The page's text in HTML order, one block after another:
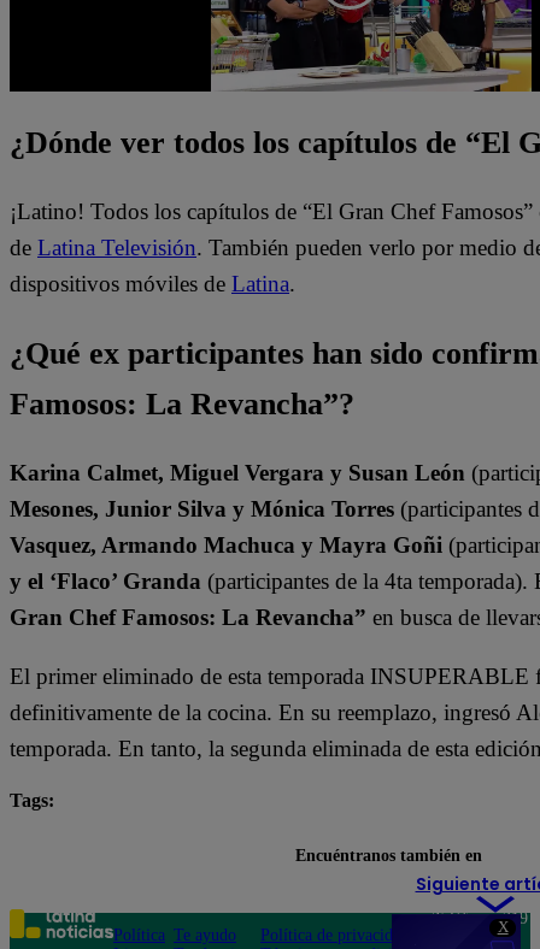
X
¿Dónde ver todos los capítulos de “El
¡Latino! Todos los capítulos de “El Gran Chef
de Latina Televisión. También pueden verlo por medio
dispositivos móviles de Latina.
¿Qué ex participantes han sido
Famosos: La Revancha”?
Karina Calmet, Miguel Vergara y Susan León
Mesones, Junior Silva y Mónica Torres (participantes
Vasquez, Armando Machuca y Mayra Goñi
y el ‘Flaco’ Granda (participantes de la 4ta temporada).
Gran Chef Famosos: La Revancha” en busca de
El primer eliminado de esta temporada INSUPERABLE
definitivamente de la cocina. En su reemplazo, ingresó
temporada. En tanto, la segunda eliminada de esta
Tags:
Siguiente
Encuéntranos también en
Política Te ayudo
Política de privacidad
Teléfono: 219